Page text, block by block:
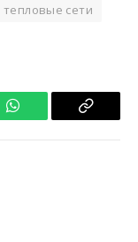
тепловые сети
WhatsApp Copy